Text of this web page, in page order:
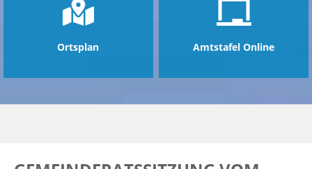
Ortsplan Amtstafel Online